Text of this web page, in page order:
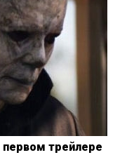
трейлере